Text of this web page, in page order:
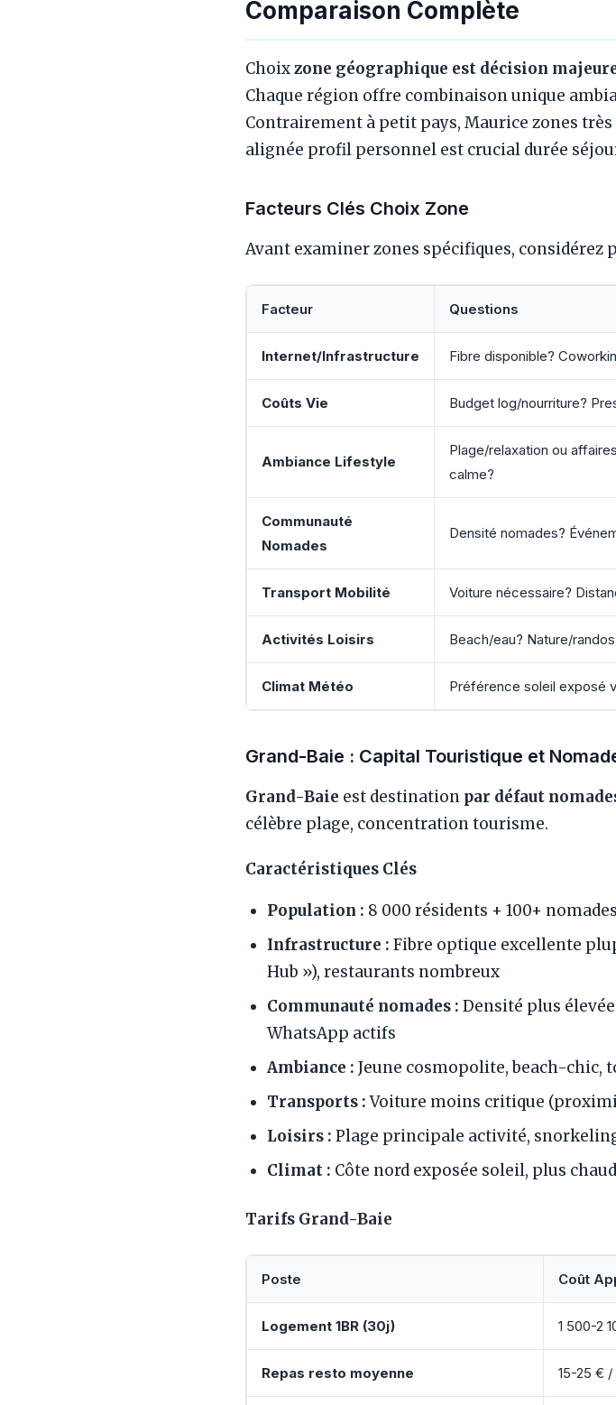
Comparaison Complète
Choixzone géographique est décision
Chaque région offre combinaison unique
Contrairement à petit pays, Maurice zones
alignée profil personnel est crucial durée
Facteurs Clés Choix Zone
Avant examiner zones spécifiques, considérez
Facteur Questions
Internet/Infrastructure Fibre disponible?
Coûts Vie Budget log/nourriture?
Ambiance Lifestyle
Plage/relaxation ou
calme?
Communauté
Nomades
Densité nomades?
Transport Mobilité Voiture nécessaire?
Activités Loisirs Beach/eau? Nature/
Climat Météo Préférence soleil exposé
Grand-Baie : Capital Touristique et
Grand-Baie est destination par défaut
célèbre plage, concentration tourisme.
Caractéristiques Clés
Population : 8 000 résidents + 100+
Infrastructure : Fibre optique excellente
Hub »), restaurants nombreux
Communauté nomades : Densité plus
WhatsApp actifs
Ambiance : Jeune cosmopolite, beach-
Transports :Voiture moins critique
Loisirs : Plage principale activité,
Climat : Côte nord exposée soleil, plus
Tarifs Grand-Baie
Poste Coût
Logement 1BR (30j) 1 500-2
Repas resto moyenne 15-25 € /